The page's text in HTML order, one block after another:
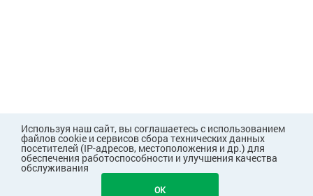
В КОРЗИНУ 3117
Используя наш сайт, вы соглашаетесь с использованием
файлов cookie и сервисов сбора технических данных
посетителей (IP-адресов, местоположения и др.) для
обеспечения работоспособности и улучшения качества
обслуживания
OK